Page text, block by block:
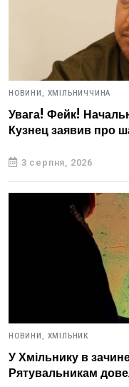
НОВИНИ, ХМІЛЬНИЧЧИНА
Увага! Фейк!
Кузнец заявив про
3 серпня, 2026
НОВИНИ, ХМІЛЬНИК
У Хмільнику в
Рятувальникам